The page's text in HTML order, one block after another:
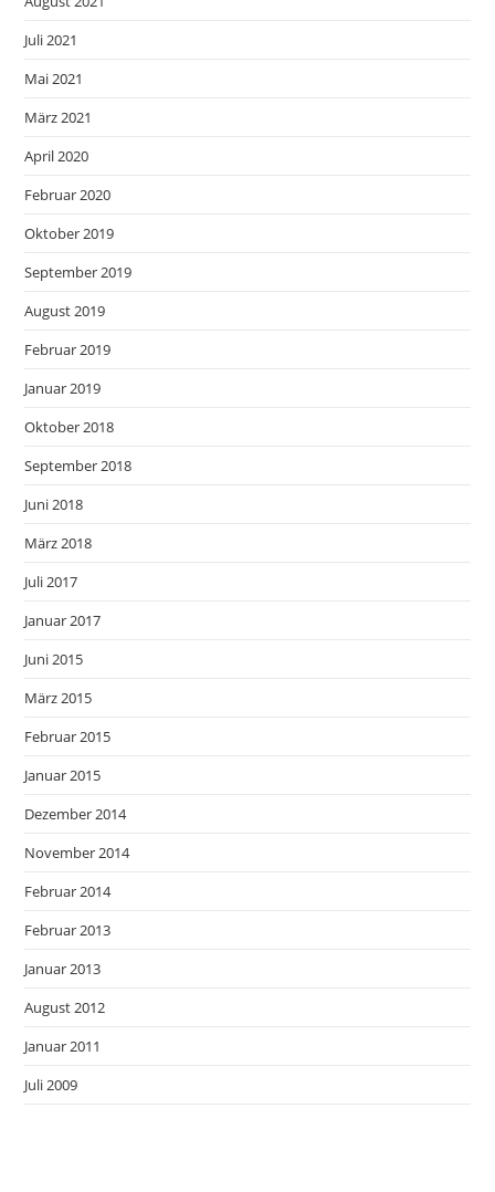
Juli 2021
Mai 2021
März 2021
April 2020
Februar 2020
Oktober 2019
September 2019
August 2019
Februar 2019
Januar 2019
Oktober 2018
September 2018
Juni 2018
März 2018
Juli 2017
Januar 2017
Juni 2015
März 2015
Februar 2015
Januar 2015
Dezember 2014
November 2014
Februar 2014
Februar 2013
Januar 2013
August 2012
Januar 2011
Juli 2009